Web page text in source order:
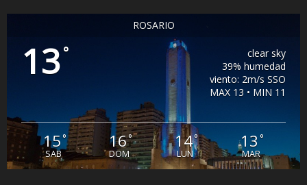
ROSARIO
13°
clear sky
39% humedad
viento: 2m/s SSO
MAX 13 • MIN 11
15°
SAB
16°
DOM
14°
LUN
13 °
MAR